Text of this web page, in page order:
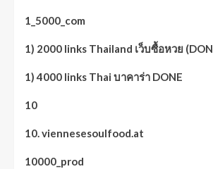
1_5000_com
1) 2000 links Thailand เว็บซื้อหวย
1) 4000 links Thai บาคาร่า DONE
10
10. viennesesoulfood.at
10000_prod